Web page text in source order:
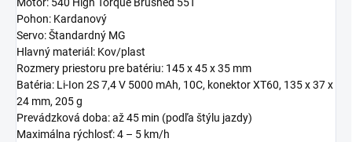
Motor: 540 High Torque Brushed 55T
Pohon: Kardanový
Servo: Štandardný MG
Hlavný materiál: Kov/plast
Rozmery priestoru pre batériu: 145 x 45 x 35 mm
Batéria: Li-Ion 2S 7,4 V 5000 mAh, 10C, konektor XT60, 135 x 37 x
24 mm, 205 g
Prevádzková doba: až 45 min (podľa štýlu jazdy)
Maximálna rýchlosť: 4 – 5 km/h